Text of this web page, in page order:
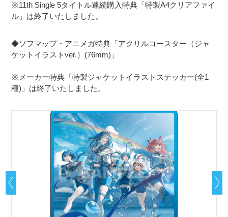
※11th Single 5タイトル連続購入特典「特製A4クリアファイ
ル」は終了いたしました。
◆ソフマップ・アニメガ特典「アクリルコースター（ジャ
ケットイラストver.）(76mm)」
※メーカー特典「特製ジャケットイラストステッカー(全1
種)」は終了いたしました。